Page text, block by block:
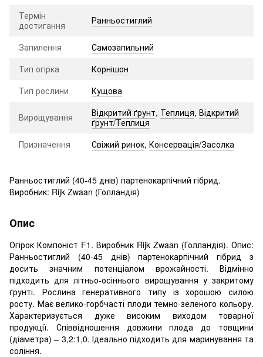
Термін
достигання
Ранньостиглий
Запилення
Самозапильний
Тип огірка
Корнішон
Тип рослини
Кущова
Вирощування Відкритий ґрунт, Теплиця, Відкритий
ґрунт/Теплиця
Призначення
Свіжий ринок, Консервація/Засолка
Ранньостиглий (40-45 днів) партенокарпічний гібрид.
Виробник: Rijk Zwaan (Голландія)
Опис
Огірок Компоніст F1. Виробник Rijk Zwaan (Голландія). Опис:
Ранньостиглий (40-45 днів) партенокарпічний гібрид з
досить значним потенціалом врожайності. Відмінно
підходить для літньо-осіннього вирощування у закритому
ґрунті. Рослина генеративного типу із хорошою силою
росту. Має велико-горбчасті плоди темно-зеленого кольору.
Характеризується дуже високим виходом товарної
продукції. Співвідношення довжини плода до товщини
(діаметра) – 3,2:1,0. Ідеально підходить для маринування та
соління.